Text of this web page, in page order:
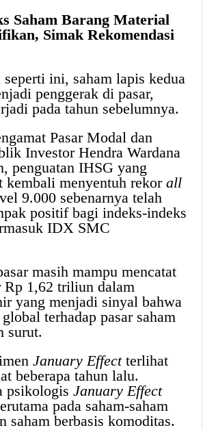
Saham Barang Material
Simak Rekomendasi
ini, saham lapis kedua
penggerak di pasar,
pada tahun sebelumnya.
Pasar Modal dan
Investor Hendra Wardana
penguatan IHSG yang
kembali menyentuh rekorall
9.000 sebenarnya telah
positif bagi indeks-indeks
IDX SMC
masih mampu mencatat
Rp 1,62 triliun dalam
yang menjadi sinyal bahwa
terhadap pasar saham
surut.
January Effectterlihat
beberapa tahun lalu.
psikologisJanuary Effect
pada saham-saham
saham berbasis komoditas.